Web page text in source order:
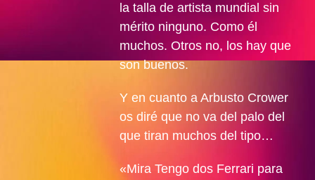
la talla de artista mundial sin
mérito ninguno. Como él
muchos. Otros no, los hay que
son buenos.
Y en cuanto a Arbusto Crower
os diré que no va del palo del
que tiran muchos del tipo…
«Mira Tengo dos Ferrari para